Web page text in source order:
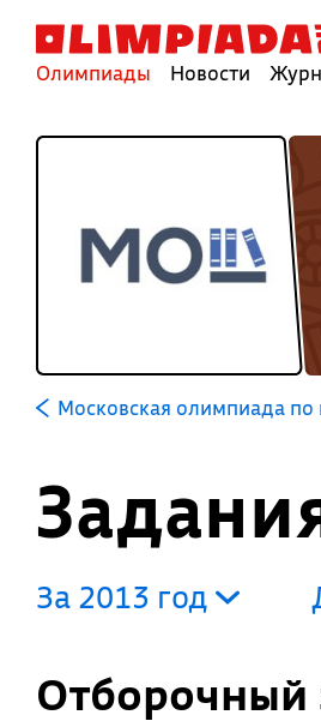
Олимпиады Новости
Московская олимпиада по
За 2013 год
Отборочный